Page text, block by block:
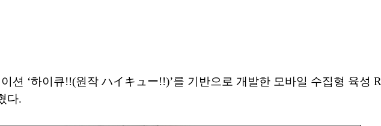
션 ‘하이큐!!(원작 ハイキュー!!)’를 기반으로 개발한 모바일 수집형 육성
다.